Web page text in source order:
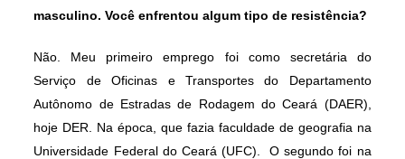
masculino. Você enfrentou algum tipo de resistência?
Não. Meu primeiro emprego foi como secretária do
Serviço de Oficinas e Transportes do Departamento
Autônomo de Estradas de Rodagem do Ceará (DAER),
hoje DER. Na época, que fazia faculdade de geografia na
Universidade Federal do Ceará (UFC). O segundo foi na